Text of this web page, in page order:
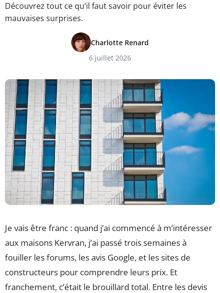
Découvrez tout ce qu’il faut savoir pour éviter les
mauvaises surprises.
Charlotte Renard
6 juillet 2026
Je vais être franc : quand j’ai commencé à m’intéresser
aux maisons Kervran, j’ai passé trois semaines à
fouiller les forums, les avis Google, et les sites de
constructeurs pour comprendre leurs prix. Et
franchement, c’était le brouillard total. Entre les devis